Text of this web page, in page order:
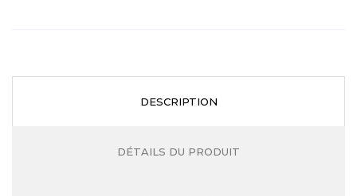
DESCRIPTION
DÉTAILS DU PRODUIT